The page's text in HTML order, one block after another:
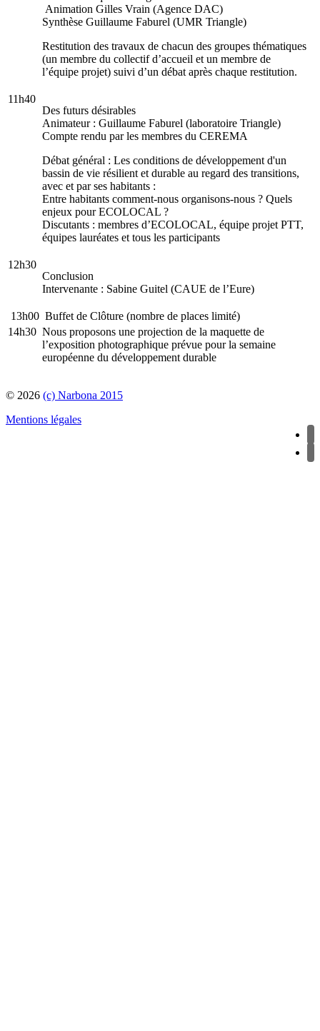
Animation Gilles Vrain (Agence DAC)
Synthèse Guillaume Faburel (UMR Triangle)
Restitution des travaux de chacun des groupes thématiques
(un membre du collectif d’accueil et un membre de
l’équipe projet) suivi d’un débat après chaque restitution.
11h40
Des futurs désirables
Animateur : Guillaume Faburel (laboratoire Triangle)
Compte rendu par les membres du CEREMA
Débat général : Les conditions de développement d'un
bassin de vie résilient et durable au regard des transitions,
avec et par ses habitants :
Entre habitants comment-nous organisons-nous ? Quels
enjeux pour ECOLOCAL ?
Discutants : membres d’ECOLOCAL, équipe projet PTT,
équipes lauréates et tous les participants
12h30
Conclusion
Intervenante : Sabine Guitel (CAUE de l’Eure)
13h00 Buffet de Clôture (nombre de places limité)
14h30 Nous proposons une projection de la maquette de
l’exposition photographique prévue pour la semaine
européenne du développement durable
© 2026 (c) Narbona 2015
Mentions légales